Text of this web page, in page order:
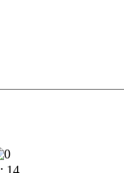
14